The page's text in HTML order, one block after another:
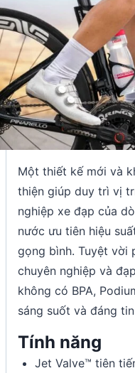
Một thiết kế mới và
thiện giúp duy trì vị
nghiệp xe đạp của
nước ưu tiên hiệu
gọng bình. Tuyệt vời
chuyên nghiệp và
không có BPA,
sáng suốt và đáng
Tính năng
Jet Valve™ tiên